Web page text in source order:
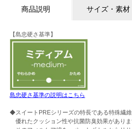
商品説明 サイズ・素材
【島忠硬さ基準】
島忠硬さ基準の説明はこちら
◆スイートPREシリーズの特長である特殊繊維
優れたクッション性や抗菌防臭効果がありま